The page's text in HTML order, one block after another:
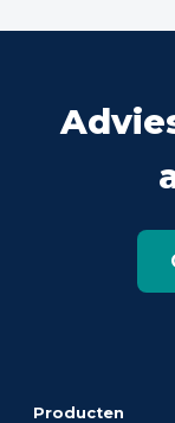
Producten